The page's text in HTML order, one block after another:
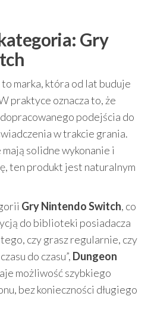
Gry
to marka, która od lat buduje
praktyce oznacza to, że
podejścia do
w trakcie grania.
solidne wykonanie i
ten produkt jest naturalnym
Gry Nintendo Switch, co
do biblioteki posiadacza
czy grasz regularnie, czy
do czasu”, Dungeon
możliwość szybkiego
bez konieczności długiego